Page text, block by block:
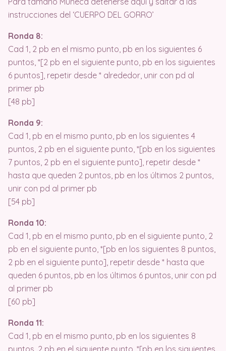
instrucciones del ‘CUERPO DEL GORRO’
Ronda 8:
Cad 1, 2 pb en el mismo punto, pb en los siguientes 6
puntos, *[2 pb en el siguiente punto, pb en los siguientes
6 puntos], repetir desde * alrededor, unir con pd al
primer pb
[48 pb]
Ronda 9:
Cad 1, pb en el mismo punto, pb en los siguientes 4
puntos, 2 pb en el siguiente punto, *[pb en los siguientes
7 puntos, 2 pb en el siguiente punto], repetir desde *
hasta que queden 2 puntos, pb en los últimos 2 puntos,
unir con pd al primer pb
[54 pb]
Ronda 10:
Cad 1, pb en el mismo punto, pb en el siguiente punto, 2
pb en el siguiente punto, *[pb en los siguientes 8 puntos,
2 pb en el siguiente punto], repetir desde * hasta que
queden 6 puntos, pb en los últimos 6 puntos, unir con pd
al primer pb
[60 pb]
Ronda 11:
Cad 1, pb en el mismo punto, pb en los siguientes 8